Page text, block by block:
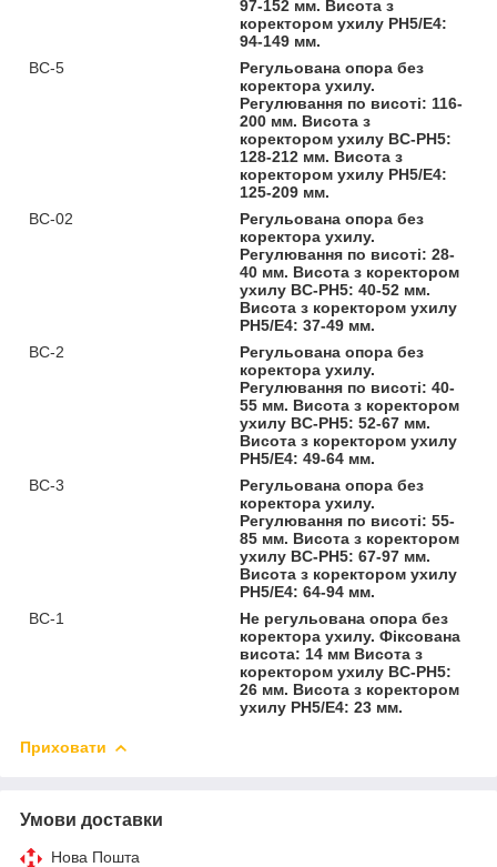
97-152 мм. Висота з
коректором ухилу PH5/Е4:
94-149 мм.
BC-5
Регульована опора без
коректора ухилу.
Регулювання по висоті: 116-
200 мм. Висота з
коректором ухилу BC-PH5:
128-212 мм. Висота з
коректором ухилу PH5/Е4:
125-209 мм.
BC-02
Регульована опора без
коректора ухилу.
Регулювання по висоті: 28-
40 мм. Висота з коректором
ухилу BC-PH5: 40-52 мм.
Висота з коректором ухилу
PH5/Е4: 37-49 мм.
BC-2
Регульована опора без
коректора ухилу.
Регулювання по висоті: 40-
55 мм. Висота з коректором
ухилу BC-PH5: 52-67 мм.
Висота з коректором ухилу
PH5/Е4: 49-64 мм.
BC-3
Регульована опора без
коректора ухилу.
Регулювання по висоті: 55-
85 мм. Висота з коректором
ухилу BC-PH5: 67-97 мм.
Висота з коректором ухилу
PH5/Е4: 64-94 мм.
BC-1
Не регульована опора без
коректора ухилу. Фіксована
висота: 14 мм Висота з
коректором ухилу BC-PH5:
26 мм. Висота з коректором
ухилу PH5/Е4: 23 мм.
Приховати
Умови доставки
Нова Пошта